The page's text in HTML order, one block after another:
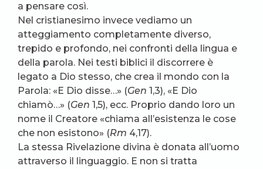
a pensare così.
Nel cristianesimo invece vediamo un
atteggiamento completamente diverso,
trepido e profondo, nei confronti della lingua e
della parola. Nei testi biblici il discorrere è
legato a Dio stesso, che crea il mondo con la
Parola: «E Dio disse…» (Gen 1,3), «E Dio
chiamò…» (Gen 1,5), ecc. Proprio dando loro un
nome il Creatore «chiama all’esistenza le cose
che non esistono» (Rm 4,17).
La stessa Rivelazione divina è donata all’uomo
attraverso il linguaggio. E non si tratta